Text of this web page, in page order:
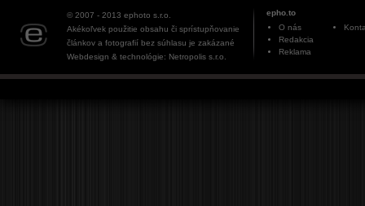
© 2007 - 2013 ephoto s.r.o.
Akékoľvek použitie obsahu či sprístupňovanie
článkov a fotografií bez súhlasu je zakázané
Webdesign & technológie: Netropolis s.r.o.
epho.to
O nás
Redakcia
Reklama